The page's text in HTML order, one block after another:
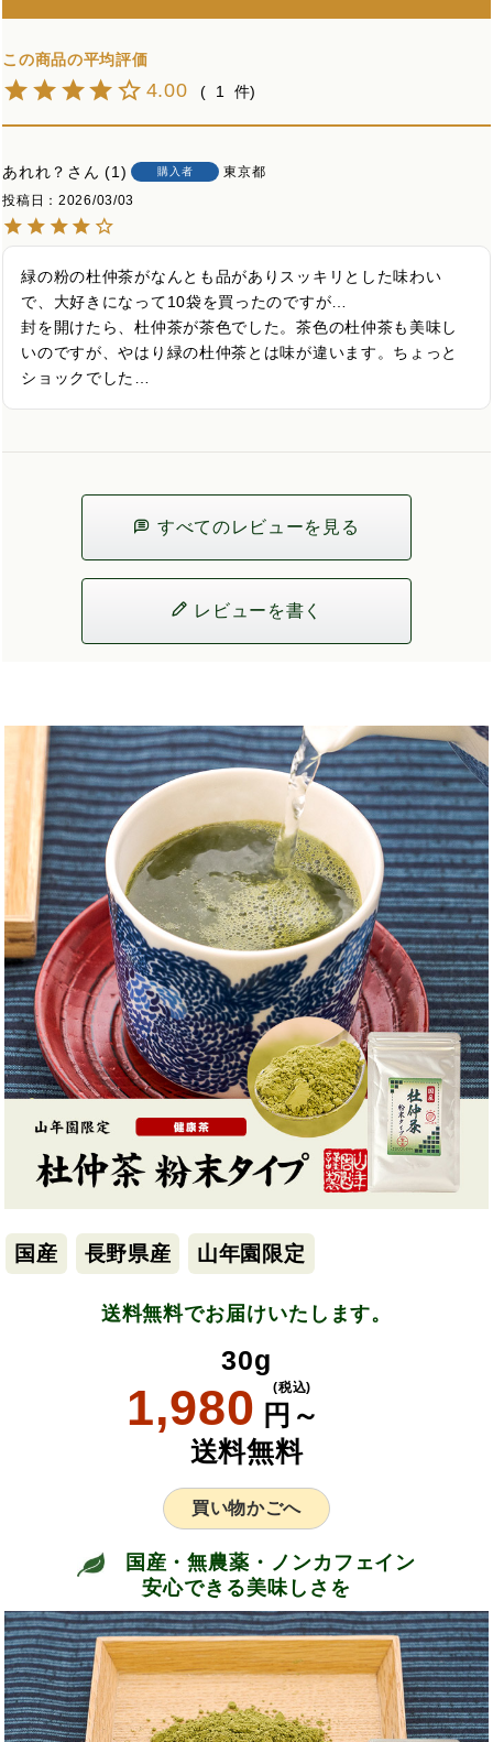
4.00 1
あれれ？ 1 購入者
東京都
投稿日
2026/03/03
緑の粉の杜仲茶がなんとも品がありスッキリとした味わい
で、大好きになって10袋を買ったのですが…
封を開けたら、杜仲茶が茶色でした。茶色の杜仲茶も美味し
いのですが、やはり緑の杜仲茶とは味が違います。ちょっと
ショックでした…
すべてのレビューを見る
レビューを書く
国産 長野県産 山年園限定
送料無料でお届けいたします。
30g
1,980 円～
(税込)
送料無料
買い物かごへ
国産・無農薬・ノンカフェイン
安心できる美味しさを